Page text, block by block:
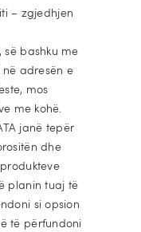
– zgjedhjen
së bashku me
adresën e
mos
me kohë.
janë tepër
dhe
planin tuaj të
si opsion
të përfundoni